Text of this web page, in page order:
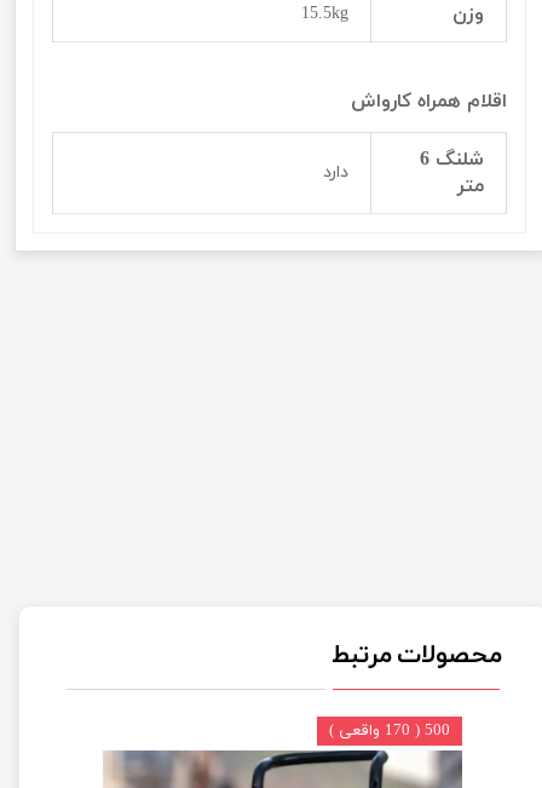
وزن 15.5kg
اقلام همراه کارواش
شلنگ 6
متر
دارد
محصولات مرتبط
500 ( 170 واقعی )